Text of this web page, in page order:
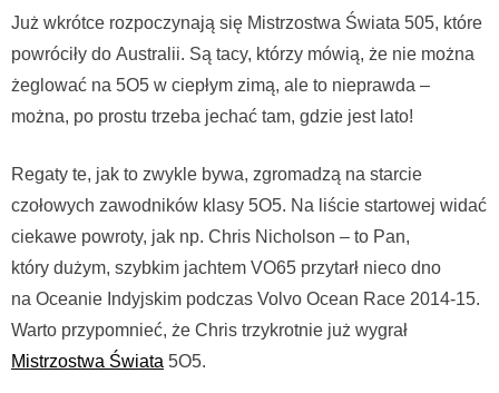
Już wkrótce rozpoczynają się Mistrzostwa Świata 505, które
powróciły do Australii. Są tacy, którzy mówią, że nie można
żeglować na 5O5 w ciepłym zimą, ale to nieprawda –
można, po prostu trzeba jechać tam, gdzie jest lato!
Regaty te, jak to zwykle bywa, zgromadzą na starcie
czołowych zawodników klasy 5O5. Na liście startowej widać
ciekawe powroty, jak np. Chris Nicholson – to Pan,
który dużym, szybkim jachtem VO65 przytarł nieco dno
na Oceanie Indyjskim podczas Volvo Ocean Race 2014-15.
Warto przypomnieć, że Chris trzykrotnie już wygrał
Mistrzostwa Świata 5O5.